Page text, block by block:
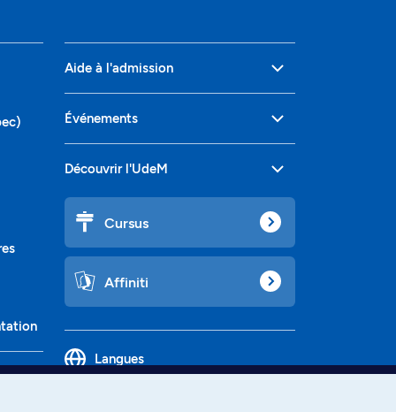
Aide à l'admission
Événements
Découvrir l'UdeM
Cursus
Affiniti
Langues